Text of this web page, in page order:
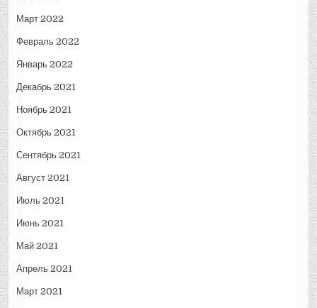
Март 2022
Февраль 2022
Январь 2022
Декабрь 2021
Ноябрь 2021
Октябрь 2021
Сентябрь 2021
Август 2021
Июль 2021
Июнь 2021
Май 2021
Апрель 2021
Март 2021